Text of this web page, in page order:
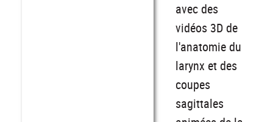
avec des
vidéos 3D de
l'anatomie du
larynx et des
coupes
sagittales